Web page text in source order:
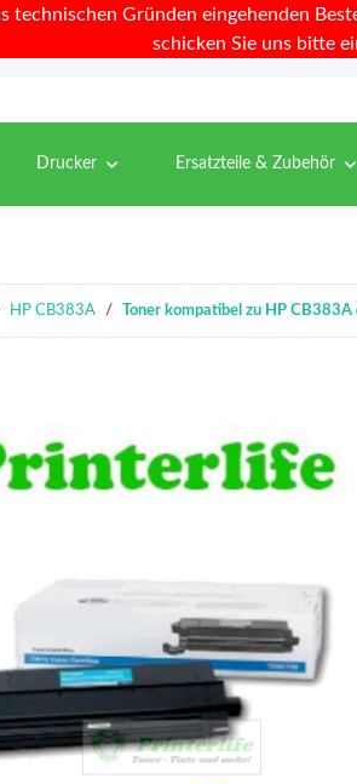
technischen Gründen eingehenden
schicken Sie uns bitte
Drucker Ersatzteile & Zubehör
HP CB383A Toner kompatibel zu HP